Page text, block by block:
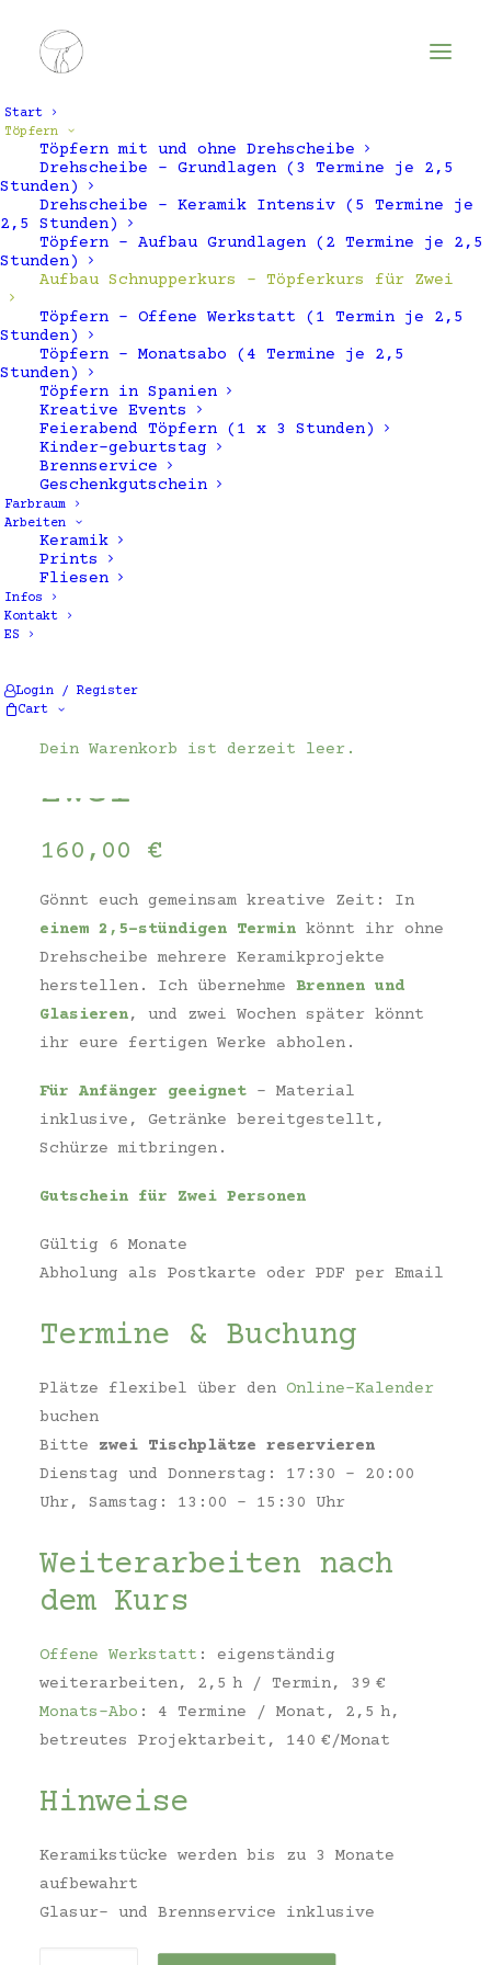
Start
Töpfern
Töpfern mit und ohne Drehscheibe
Drehscheibe – Grundlagen (3 Termine je 2,5
Stunden)
Drehscheibe – Keramik Intensiv (5 Termine je
2,5 Stunden)
Töpfern – Aufbau Grundlagen (2 Termine je 2,5
Stunden)
Aufbau Schnupperkurs – Töpferkurs für Zwei
Töpfern – Offene Werkstatt (1 Termin je 2,5
Stunden)
Töpfern – Monatsabo (4 Termine je 2,5
Stunden)
Töpfern in Spanien
Kreative Events
Feierabend Töpfern (1 x 3 Stunden)
Kinder-geburtstag
Brennservice
Geschenkgutschein
Farbraum
Arbeiten
Keramik
Prints
Fliesen
Infos
Kontakt
ES
Login / Register
Cart
Dein Warenkorb ist derzeit leer.
Schnupperkurs –
Töpferkurs für
Zwei
160,00 €
Gönnt euch gemeinsam kreative Zeit: In
einem 2,5-stündigen Termin könnt ihr ohne
Drehscheibe mehrere Keramikprojekte
herstellen. Ich übernehme Brennen und
Glasieren, und zwei Wochen später könnt
ihr eure fertigen Werke abholen.
Für Anfänger geeignet – Material
inklusive, Getränke bereitgestellt,
Schürze mitbringen.
Gutschein für Zwei Personen
Gültig 6 Monate
Abholung als Postkarte oder PDF per Email
Termine & Buchung
Plätze flexibel über den Online-Kalender
buchen
Bitte zwei Tischplätze reservieren
Dienstag und Donnerstag: 17:30 – 20:00
Uhr, Samstag: 13:00 – 15:30 Uhr
Weiterarbeiten nach
dem Kurs
Offene Werkstatt : eigenständig
weiterarbeiten, 2,5 h / Termin, 39 €
Monats-Abo : 4 Termine / Monat, 2,5 h,
betreutes Projektarbeit, 140 €/Monat
Hinweise
Keramikstücke werden bis zu 3 Monate
aufbewahrt
Glasur- und Brennservice inklusive